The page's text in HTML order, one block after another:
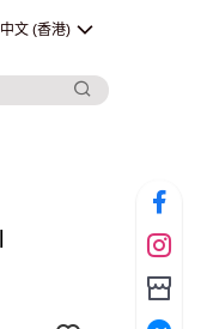
中文 (香港)